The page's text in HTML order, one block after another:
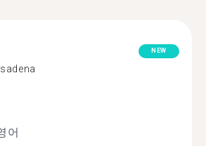
NEW
어